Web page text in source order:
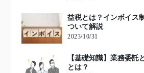
益税とは？インボイス
ついて解説
2023/10/31
【基礎知識】業務委託
とは？